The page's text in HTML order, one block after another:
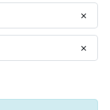
×
×